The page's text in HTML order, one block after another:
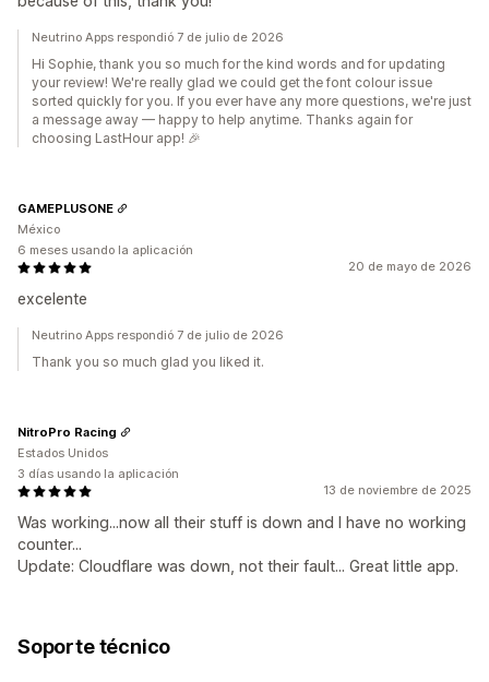
Neutrino Apps respondió 7 de julio de 2026
Hi Sophie, thank you so much for the kind words and for updating
your review! We're really glad we could get the font colour issue
sorted quickly for you. If you ever have any more questions, we're just
a message away — happy to help anytime. Thanks again for
choosing LastHour app! 🎉
20 de mayo de 2026
excelente
GAMEPLUSONE
México
6 meses usando la aplicación
Neutrino Apps respondió 7 de julio de 2026
Thank you so much glad you liked it.
13 de noviembre de 2025
Was working...now all their stuff is down and I have no working
counter...
Update: Cloudflare was down, not their fault... Great little app.
NitroPro Racing
Estados Unidos
3 días usando la aplicación
Soporte técnico